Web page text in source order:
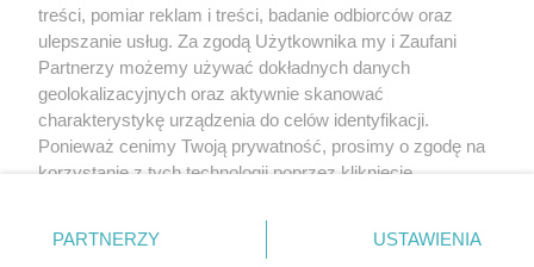
O nas
treści, pomiar reklam i treści, badanie odbiorców oraz
ulepszanie usług. Za zgodą Użytkownika my i Zaufani
Partnerzy możemy używać dokładnych danych
geolokalizacyjnych oraz aktywnie skanować
charakterystykę urządzenia do celów identyfikacji.
Ponieważ cenimy Twoją prywatność, prosimy o zgodę na
korzystanie z tych technologii poprzez kliknięcie
zmienić/wycofać klikając przycisk ustawień prywatności
znajdujący się w lewym dolnym rogu strony
PARTNERZY USTAWIENIA